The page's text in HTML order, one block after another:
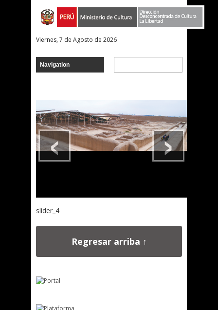
Viernes, 7 de Agosto de 2026
›
‹
slider_4
Regresar arriba ↑